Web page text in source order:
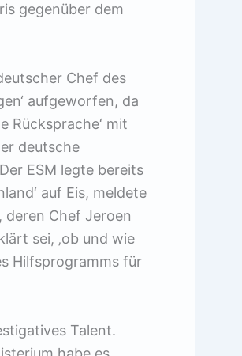
gegenüber dem
Chef des
aufgeworfen, da
Rücksprache‘ mit
deutsche
ESM legte bereits
auf Eis, meldete
deren Chef Jeroen
sei, ‚ob und wie
Hilfsprogramms für
Talent.